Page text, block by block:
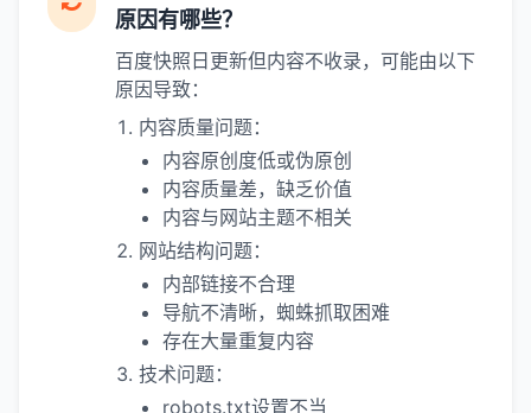
原因有哪些？
百度快照日更新但内容不收录，可能由以下
原因导致：
内容质量问题：
内容原创度低或伪原创
内容质量差，缺乏价值
内容与网站主题不相关
网站结构问题：
内部链接不合理
导航不清晰，蜘蛛抓取困难
存在大量重复内容
技术问题：
robots.txt设置不当